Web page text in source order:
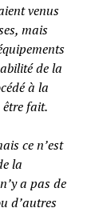
venus
mais
de la
à la
fait.
ce n’est
la
a pas de
d’autres